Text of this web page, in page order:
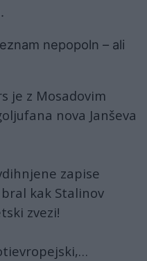
nepopoln – ali
je z Mosadovim
nova Janševa
zapise
kak Stalinov
zvezi!